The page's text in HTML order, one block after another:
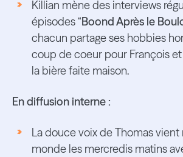
Killian mène des interviews
épisodes “Boond Après le
chacun partage ses hobbies
coup de coeur pour François
la bière faite maison.
En diffusion interne :
La douce voix de Thomas
monde les mercredis matins